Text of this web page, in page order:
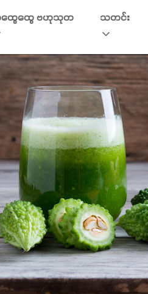
ေထွေ ဗဟုသုတ သတင်း